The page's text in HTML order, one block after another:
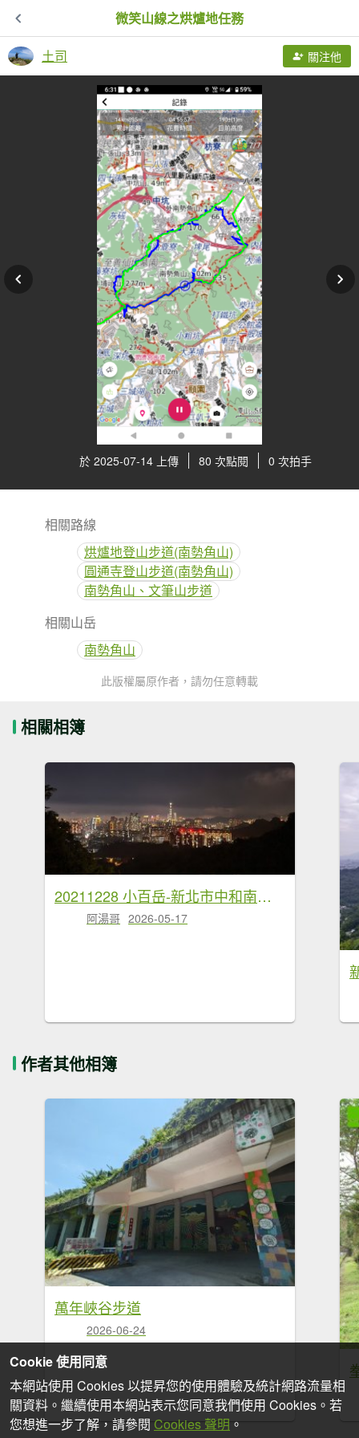
微笑山線之烘爐地任務
土司 關注他
於 2025-07-14 上傳 80 次點閱 0 次拍手
相關路線
烘爐地登山步道(南勢角山)
圓通寺登山步道(南勢角山)
南勢角山、文筆山步道
相關山岳
南勢角山
此版權屬原作者，請勿任意轉載
相關相簿
20211228 小百岳-新北市中和南勢角山
阿湯哥 2026-05-17
作者其他相簿
萬年峽谷步道
2026-06-24
Cookie 使用同意
本網站使用 Cookies 以提昇您的使用體驗及統計網路流量相
關資料。繼續使用本網站表示您同意我們使用 Cookies。若
您想進一步了解，請參閱 Cookies 聲明 。